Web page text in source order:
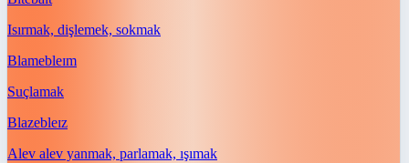
Isırmak, dişlemek, sokmak
Blamebleɪm
Suçlamak
Blazebleɪz
Alev alev yanmak, parlamak, ışımak